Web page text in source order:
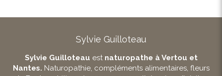
Sylvie Guilloteau
Sylvie Guilloteau est naturopathe à Vertou et
Nantes. Naturopathie, compléments alimentaires, fleurs